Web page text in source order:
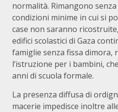
normalità. Rimangono
condizioni minime in cui si
case non saranno
edifici scolastici di Gaza
famiglie senza fissa dimora,
l’istruzione per i bambini,
anni di scuola formale.
La presenza diffusa di
macerie impedisce inoltre